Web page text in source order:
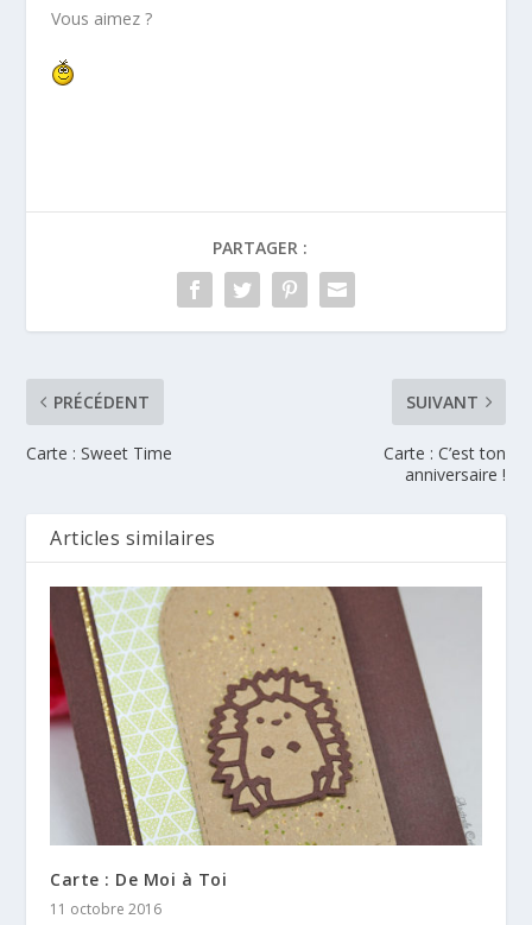
Vous aimez ?
PARTAGER :
PRÉCÉDENT
Carte : Sweet Time
SUIVANT
Carte : C’est ton
anniversaire !
Articles similaires
Carte : De Moi à Toi
11 octobre 2016